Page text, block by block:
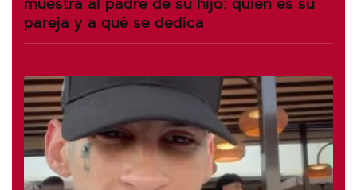
pareja y a qué se dedica